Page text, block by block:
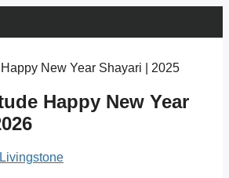
Happy New Year
Livingstone